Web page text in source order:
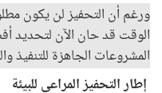
ورغم أن التحفيز لن يكون
الوقت قد حان الآن لتحديد
المشروعات الجاهزة للتنفيذ
إطار التحفيز المراعي للبيئة